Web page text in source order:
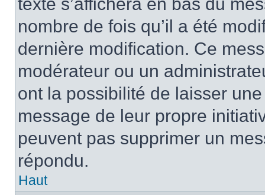
nombre de fois qu’il a été
dernière modification. Ce
modérateur ou un
ont la possibilité de laisser
message de leur propre
peuvent pas supprimer un
répondu.
Haut